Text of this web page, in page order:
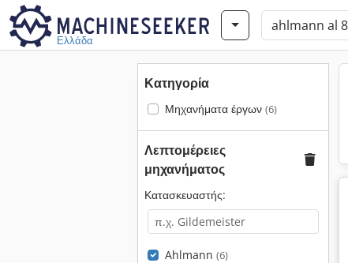
Ελλάδα
Κατηγορία
Μηχανήματα έργων (6)
Λεπτομέρειες
μηχανήματος
Κατασκευαστής:
Ahlmann (6)